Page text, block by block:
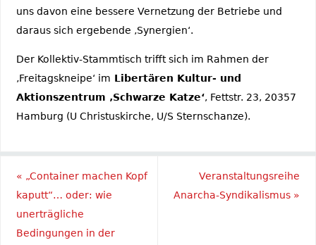
uns davon eine bessere Vernetzung der Betriebe und
daraus sich ergebende ‚Synergien‘.
Der Kollektiv-Stammtisch trifft sich im Rahmen der
‚Freitagskneipe‘ im Libertären Kultur- und
Aktionszentrum ‚Schwarze Katze‘, Fettstr. 23, 20357
Hamburg (U Christuskirche, U/S Sternschanze).
« „Container machen Kopf
kaputt“… oder: wie
unerträgliche
Bedingungen in der
Veranstaltungsreihe
Anarcha-Syndikalismus »